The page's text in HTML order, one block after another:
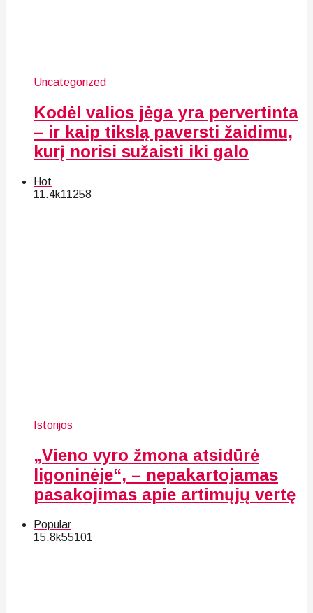
Uncategorized
Kodėl valios jėga yra pervertinta
– ir kaip tikslą paversti žaidimu,
kurį norisi sužaisti iki galo
Hot
11.4k11258
Istorijos
„Vieno vyro žmona atsidūrė
ligoninėje“, – nepakartojamas
pasakojimas apie artimųjų vertę
Popular
15.8k55101